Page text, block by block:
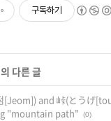
구독하기
다른 글
[Jeom]) and 峠(とうげ
"mountain path"
(0)